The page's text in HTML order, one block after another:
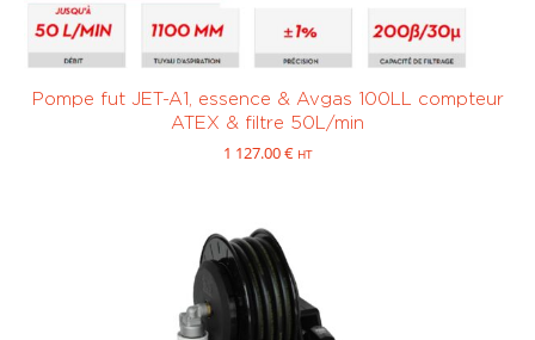
Pompe fut JET-A1, essence & Avgas 100LL compteur
ATEX & filtre 50L/min
1 127.00€ HT